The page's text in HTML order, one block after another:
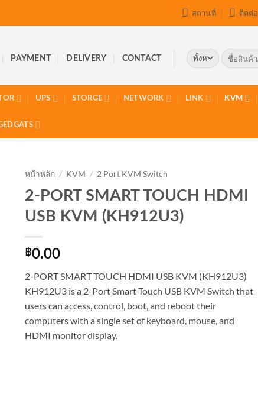
สถานที่ ติดต่อ
PAYMENT DELIVERY CONTACT
ค้นหา:
UPS STORGE NETWORK LINK KVM
หน้าหลัก / KVM / 2 Port KVM Switch
2-PORT SMART TOUCH HDMI
USB KVM (KH912U3)
฿0.00
2-PORT SMART TOUCH HDMI USB KVM (KH912U3)
KH912U3 is a 2-Port Smart Touch USB KVM Switch that
users can access, control, boot, and reboot their
computers with a single set of keyboard, mouse, and
HDMI monitor display.